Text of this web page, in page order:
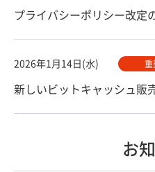
プライバシーポリシー改定
2026年1月14日(水) 重
新しいビットキャッシュ販
お